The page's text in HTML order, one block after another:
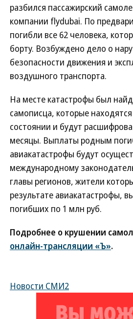
разбился пассажирский
компании flydubai. По
погибли все 62 человека,
борту. Возбуждено дело о
безопасности движения и
воздушного транспорта.
На месте катастрофы был
самописца, которые
состоянии и будут
месяцы. Выплаты родным
авиакатастрофы будут
международному
главы регионов, жители
результате авиакатастрофы,
погибших по 1 млн руб.
Подробнее о крушении
онлайн-трансляции «Ъ».
Новости СМИ2